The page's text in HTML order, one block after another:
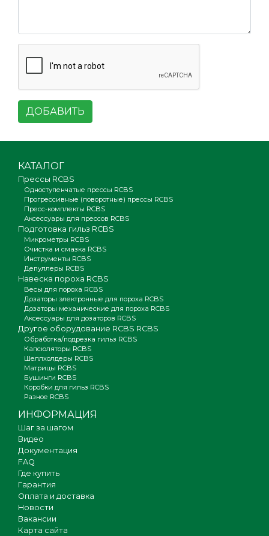
ДОБАВИТЬ
КАТАЛОГ
Прессы RCBS
Одноступенчатые прессы RCBS
Прогрессивные (поворотные) прессы RCBS
Пресс-комплекты RCBS
Аксессуары для прессов RCBS
Подготовка гильз RCBS
Микрометры RCBS
Очистка и смазка RCBS
Инструменты RCBS
Депуллеры RCBS
Навеска пороха RCBS
Весы для пороха RCBS
Дозаторы электронные для пороха RCBS
Дозаторы механические для пороха RCBS
Аксессуары для дозаторов RCBS
Другое оборудование RCBS RCBS
Обработка/подрезка гильз RCBS
Капсюляторы RCBS
Шеллхолдеры RCBS
Матрицы RCBS
Бушинги RCBS
Коробки для гильз RCBS
Разное RCBS
ИНФОРМАЦИЯ
Шаг за шагом
Видео
Документация
FAQ
Где купить
Гарантия
Оплата и доставка
Новости
Вакансии
Карта сайта